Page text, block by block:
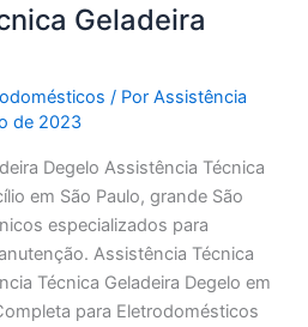
Geladeira
/ PorAssistência
de 2023
Degelo Assistência Técnica
em São Paulo, grande São
especializados para
Assistência Técnica
Técnica Geladeira Degelo em
para Eletrodomésticos